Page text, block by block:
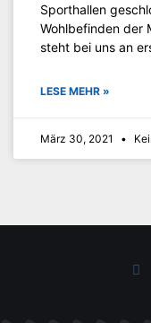
Sporthallen
Wohlbefinden der
steht bei uns an
LESE MEHR »
März 30, 2021